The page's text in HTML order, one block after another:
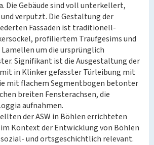
Die Gebäude sind voll unterkellert,
verputzt. Die Gestaltung der
Fassaden ist traditionell-
profiliertem Traufgesims und
um die ursprünglich
Signifikant ist die Ausgestaltung der
in Klinker gefasster Türleibung mit
mit flachem Segmentbogen betonter
breiten Fensterachsen, die
aufnahmen.
der ASW in Böhlen errichteten
Kontext der Entwicklung von Böhlen
und ortsgeschichtlich relevant.